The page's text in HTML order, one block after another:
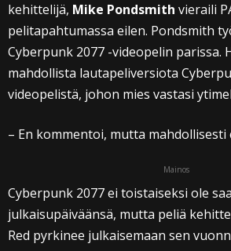
kehittelijä, Mike Pondsmith vieraili
pelitapahtumassa eilen. Pondsmith
Cyberpunk 2077 -videopelin parissa.
mahdollista lautapeliversiota
videopelistä, johon mies vastasi
– En kommentoi, mutta mahdollisesti
Mainos
Cyberpunk 2077 ei toistaiseksi ole
julkaisupäiväänsä, mutta peliä
Red pyrkinee julkaisemaan sen